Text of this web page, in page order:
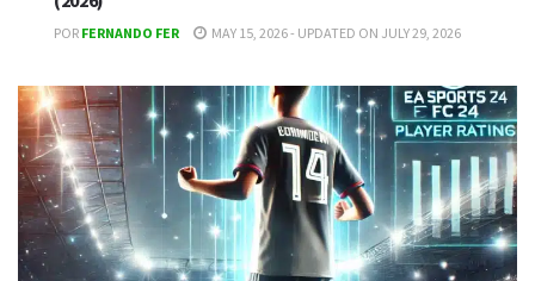
POR FERNANDO FER MAY 15, 2026 - UPDATED ON JULY 29, 2026